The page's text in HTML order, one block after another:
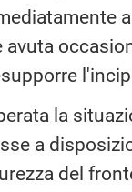
avuta
la
a
del